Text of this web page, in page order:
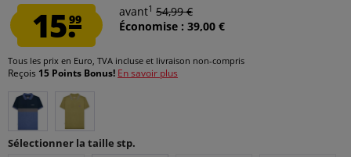
15.99
avant1 54,99 €
Économise : 39,00 €
Tous les prix en Euro, TVA incluse et livraison non-compris
Reçois 15 Points Bonus! En savoir plus
Sélectionner la taille stp.